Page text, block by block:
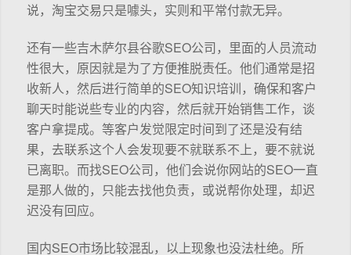
说，淘宝交易只是噱头，实则和平常付款无异。
还有一些吉木萨尔县谷歌SEO公司，里面的人员流动
性很大，原因就是为了方便推脱责任。他们通常是招
收新人，然后进行简单的SEO知识培训，确保和客户
聊天时能说些专业的内容，然后就开始销售工作，谈
客户拿提成。等客户发觉限定时间到了还是没有结
果，去联系这个人会发现要不就联系不上，要不就说
已离职。而找SEO公司，他们会说你网站的SEO一直
是那人做的，只能去找他负责，或说帮你处理，却迟
迟没有回应。
国内SEO市场比较混乱，以上现象也没法杜绝。所